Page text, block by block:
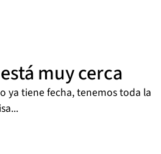
muy cerca
ya tiene fecha, tenemos toda la